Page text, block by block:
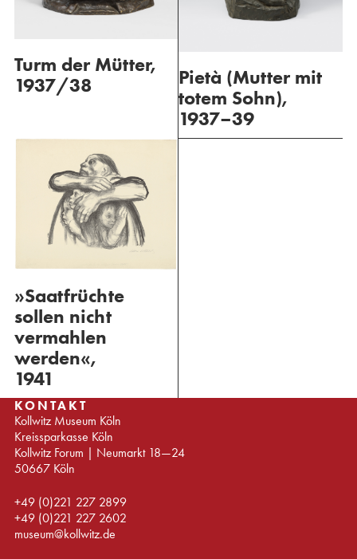
Turm der Mütter,
1937/38
Pietà (Mutter mit
totem Sohn),
1937–39
»Saatfrüchte
sollen nicht
vermahlen
werden«,
1941
KONTAKT
Kollwitz Museum Köln
Kreissparkasse Köln
Kollwitz Forum | Neumarkt 18—24
50667 Köln
+49 (0)221 227 2899
+49 (0)221 227 2602
museum@kollwitz.de